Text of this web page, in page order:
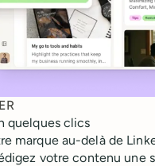
quelques clics
marque au-delà de
votre contenu une